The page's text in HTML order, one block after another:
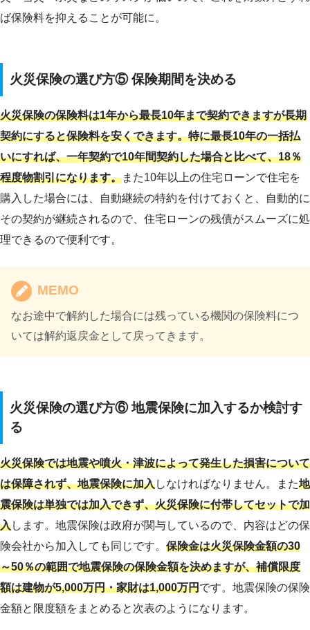
ば保険料を抑えることが可能に。
火災保険の選び方⑤ 保険期間を決める
火災保険の保険料は1年から最長10年まで契約できますが長期
契約にすると保険料を安くできます。特に最長10年の一括払
いにすれば、一年契約で10年間契約した場合と比べて、18％
程度物割引になります。また10年以上の住宅ローンで住宅を
購入した場合には、自動継続の特約を付けておくと、自動的に
その契約が継続されるので、住宅ローンの残債がスムーズに処
理できるので便利です。
MEMO
なお途中で解約した場合には残っている機関の保険料につ
いては解約返戻金として戻ってきます。
火災保険の選び方⑥ 地震保険に加入するか検討す
る
火災保険では地震や噴火・津波によって発生した損害について
は保障されず、地震保険に加入しなければなりません。また地
震保険は単独では加入できず、火災保険に付帯してセットで加
入します。地震保険は政府が関与しているので、内容はどの保
険会社から加入しても同じです。 保険金は火災保険金額の30
～50％の範囲で地震保険の保険金額を決めますが、補償限度
額は建物が5,000万円・家財は1,000万円です。地震保険の保険
金額と限度額をまとめると次表のようになります。